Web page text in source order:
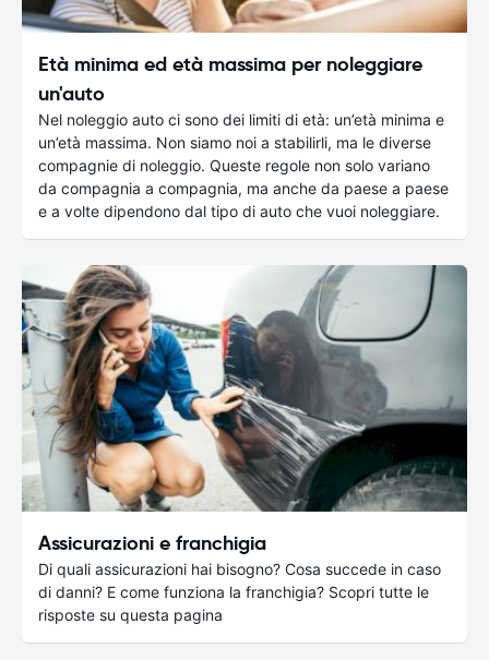
Età minima ed età massima per noleggiare
un'auto
Nel noleggio auto ci sono dei limiti di età: un’età minima e
un’età massima. Non siamo noi a stabilirli, ma le diverse
compagnie di noleggio. Queste regole non solo variano
da compagnia a compagnia, ma anche da paese a paese
e a volte dipendono dal tipo di auto che vuoi noleggiare.
Assicurazioni e franchigia
Di quali assicurazioni hai bisogno? Cosa succede in caso
di danni? E come funziona la franchigia? Scopri tutte le
risposte su questa pagina